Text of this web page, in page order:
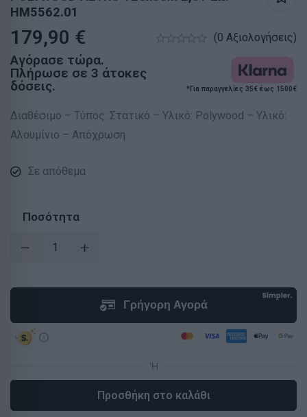
HM5562.01
179,90 € (0 Αξιολογήσεις)
Αγόρασε τώρα.
Πλήρωσε σε 3 άτοκες
δόσεις.
*Για παραγγελίες 35€ έως 1500€
Διαθέσιμο – Τύπος: Στατικό – Υλικό: Polywood – Υλικό:
Αλουμίνιο – Απόχρωση
Σε απόθεμα
Ποσότητα
Προσθήκη στο καλάθι